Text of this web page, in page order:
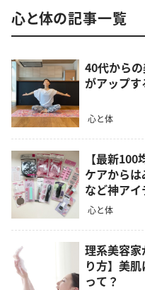
心と体の記事一覧
40代から
がアップす
心と体
【最新
ケアから
など神ア
心と体
理系美容
り方】美
って？